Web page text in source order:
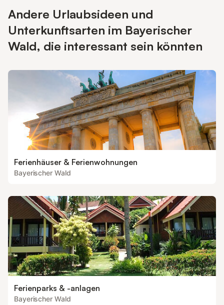
Andere Urlaubsideen und
Unterkunftsarten im Bayerischer
Wald, die interessant sein könnten
Ferienhäuser & Ferienwohnungen
Bayerischer Wald
Ferienparks & -anlagen
Bayerischer Wald